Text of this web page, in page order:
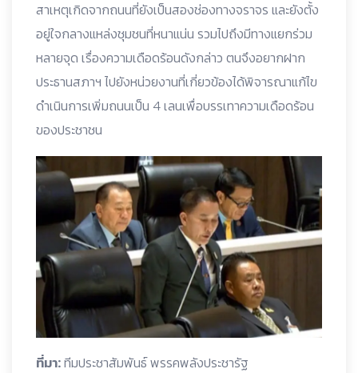
สาเหตุเกิดจากถนนที่ยังเป็นสองช่องทางจราจร และยังตั้ง
อยู่ใจกลางแหล่งชุมชนที่หนาแน่น รวมไปถึงมีทางแยกร่วม
หลายจุด เรื่องความเดือดร้อนดังกล่าว ตนจึงอยากฝาก
ประธานสภาฯ ไปยังหน่วยงานที่เกี่ยวข้องได้พิจารณาแก้ไข
ดำเนินการเพิ่มถนนเป็น 4 เลนเพื่อบรรเทาความเดือดร้อน
ของประชาชน
ที่มา:ทีมประชาสัมพันธ์ พรรคพลังประชารัฐ